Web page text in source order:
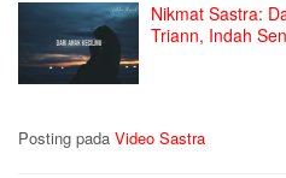
Nikmat Sastra:
Triann, Indah
Posting pada Video Sastra